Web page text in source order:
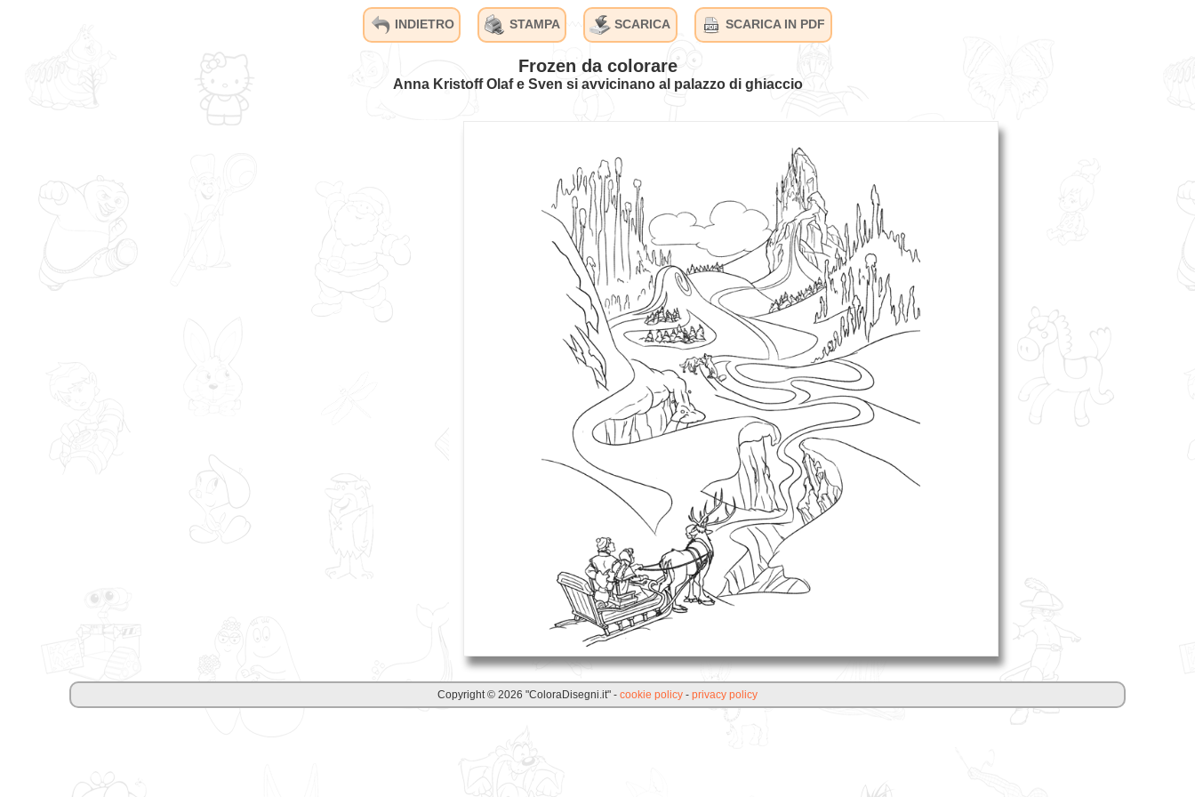
INDIETRO STAMPA SCARICA SCARICA IN PDF
Frozen da colorare
Anna Kristoff Olaf e Sven si avvicinano al palazzo di ghiaccio
Copyright © 2026 "ColoraDisegni.it" - cookie policy - privacy policy